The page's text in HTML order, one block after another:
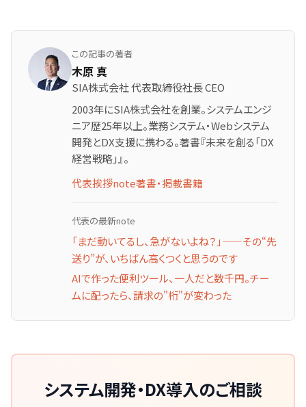
この記事の著者
木原 真
SIA株式会社 代表取締役社長 CEO
2003年にSIA株式会社を創業。システムエンジ
ニア歴25年以上。業務システム・Webシステム
開発とDX支援に携わる。著書『未来を創る「DX
経営戦略」』。
代表挨拶note著書・掲載書籍
代表の最新note
「まだ動いてるし、急がないよね？」——その“先
送り”が、いちばん高くつくと思うのです
AIで作った便利ツール、一人だと数千円。チー
ムに配ったら、請求の"桁"が変わった
システム開発・DX導入のご相談